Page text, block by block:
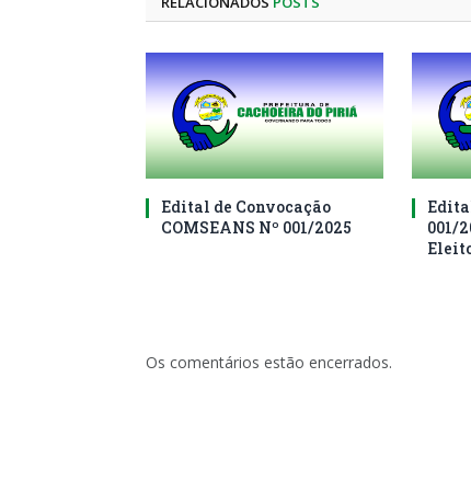
Edital de Convocação
COMSEANS Nº 001/2025
001/
Os comentários estão encerrados.